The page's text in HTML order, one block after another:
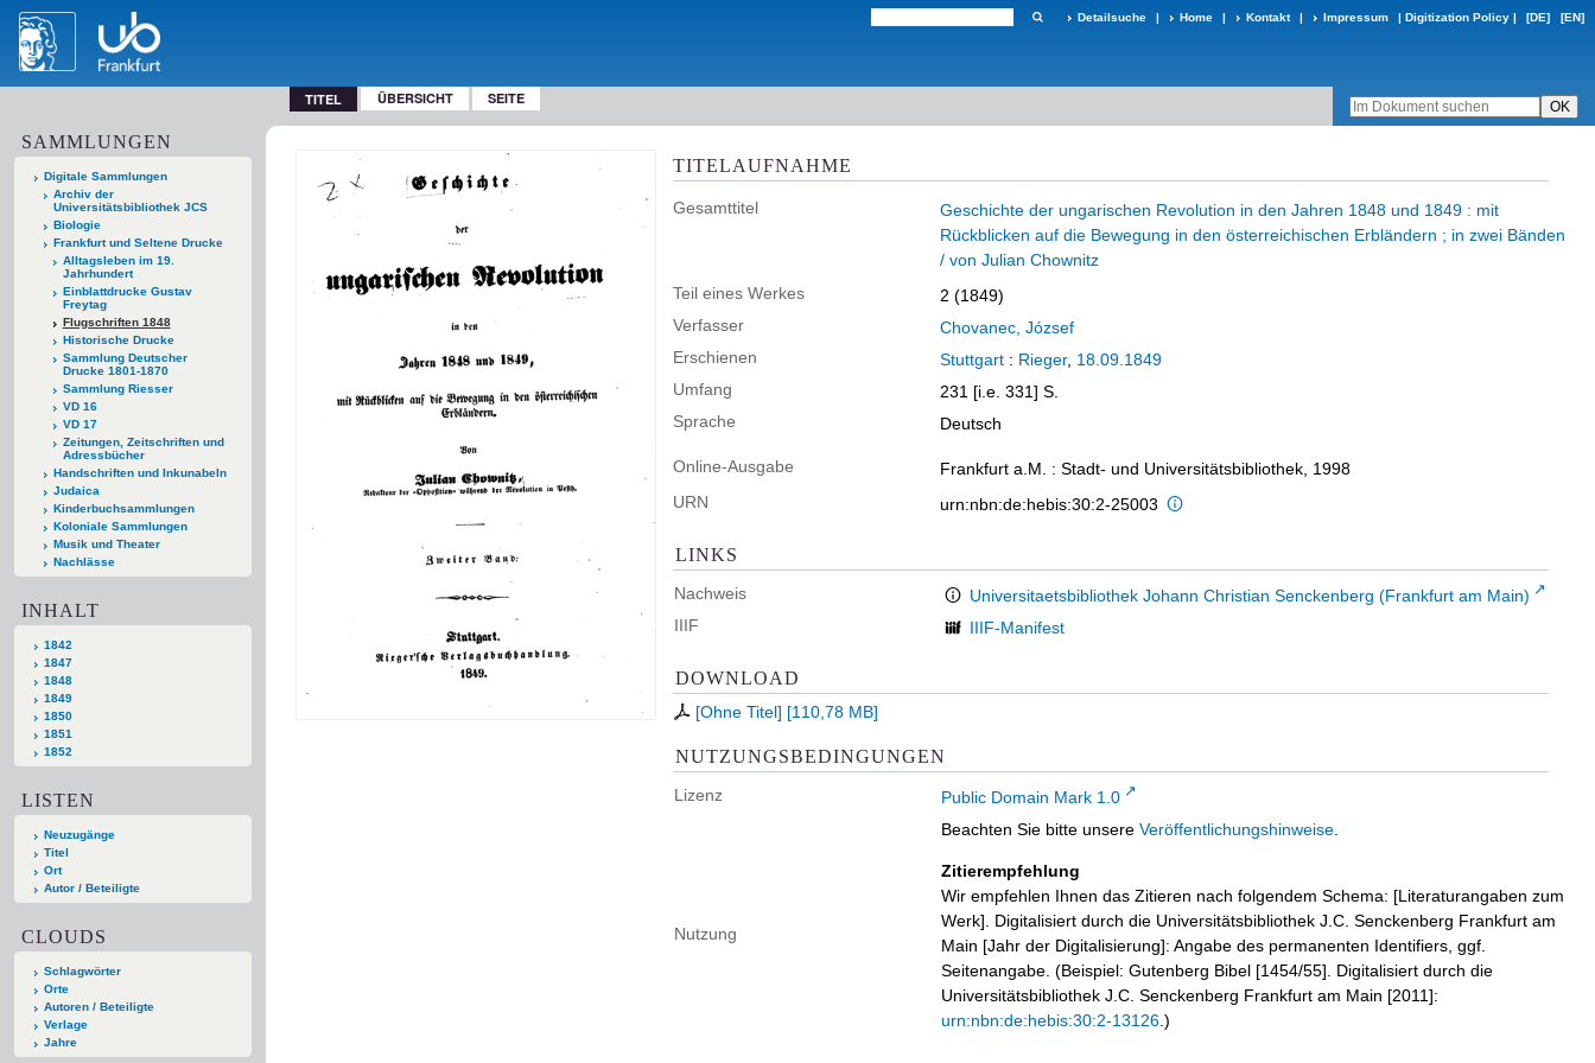
Detailsuche | Home | Kontakt | Impressum | Digitization Policy | [DE] [EN]
TITEL ÜBERSICHT SEITE
SAMMLUNGEN
Digitale Sammlungen
Archiv der
Universitätsbibliothek JCS
Biologie
Frankfurt und Seltene Drucke
Alltagsleben im 19.
Jahrhundert
Einblattdrucke Gustav
Freytag
Flugschriften 1848
Historische Drucke
Sammlung Deutscher
Drucke 1801-1870
Sammlung Riesser
VD 16
VD 17
Zeitungen, Zeitschriften und
Adressbücher
Handschriften und Inkunabeln
Judaica
Kinderbuchsammlungen
Koloniale Sammlungen
Musik und Theater
Nachlässe
INHALT
1842
1847
1848
1849
1850
1851
1852
LISTEN
Neuzugänge
Titel
Ort
Autor / Beteiligte
CLOUDS
Schlagwörter
Orte
Autoren / Beteiligte
Verlage
Jahre
TITELAUFNAHME
Gesamttitel
Geschichte der ungarischen Revolution in den Jahren 1848 und 1849 : mit
Rückblicken auf die Bewegung in den österreichischen Erbländern ; in zwei Bänden
/ von Julian Chownitz
Teil eines Werkes
2 (1849)
Verfasser
Chovanec, József
Erschienen
Stuttgart : Rieger, 18.09.1849
Umfang
231 [i.e. 331] S.
Sprache
Deutsch
Online-Ausgabe
Frankfurt a.M. : Stadt- und Universitätsbibliothek, 1998
URN
urn:nbn:de:hebis:30:2-25003
LINKS
Nachweis
Universitaetsbibliothek Johann Christian Senckenberg (Frankfurt am Main)
IIIF
IIIF-Manifest
DOWNLOAD
[Ohne Titel] [110,78 MB]
NUTZUNGSBEDINGUNGEN
Lizenz Public Domain Mark 1.0
Nutzung
Beachten Sie bitte unsere Veröffentlichungshinweise
Zitierempfehlung
Wir empfehlen Ihnen das Zitieren nach folgendem Schema: [Literaturangaben zum
Werk]. Digitalisiert durch die Universitätsbibliothek J.C. Senckenberg Frankfurt am
Main [Jahr der Digitalisierung]: Angabe des permanenten Identifiers, ggf.
Seitenangabe. (Beispiel: Gutenberg Bibel [1454/55]. Digitalisiert durch die
Universitätsbibliothek J.C. Senckenberg Frankfurt am Main [2011]:
urn:nbn:de:hebis:30:2-13126 .)